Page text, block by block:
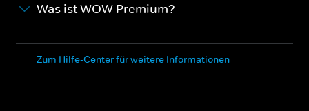
Was ist WOW Premium?
Zum Hilfe-Center für weitere Informationen